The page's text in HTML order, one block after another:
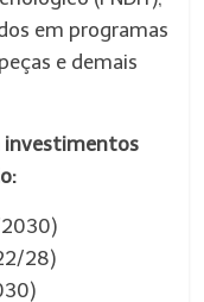
em programas
e demais
investimentos
28)